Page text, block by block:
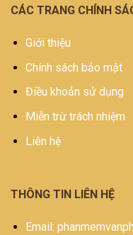
CÁC TRANG CHÍNH
Giới thiệu
Chính sách bảo mật
Điều khoản sử dụng
Miễn trừ trách nhiệm
Liên hệ
THÔNG TIN LIÊN HỆ
Email: